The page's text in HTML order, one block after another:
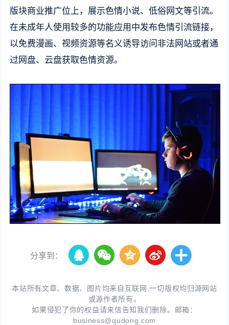
版块商业推广位上，展示色情小说、低俗网文等引流。
在未成年人使用较多的功能应用中发布色情引流链接，
以免费漫画、视频资源等名义诱导访问非法网站或者通
过网盘、云盘获取色情资源。
分享到：
本站所有文章、数据、图片均来自互联网,一切版权均归源网站
或源作者所有。
如果侵犯了你的权益请来信告知我们删除。邮箱：
business@qudong.com